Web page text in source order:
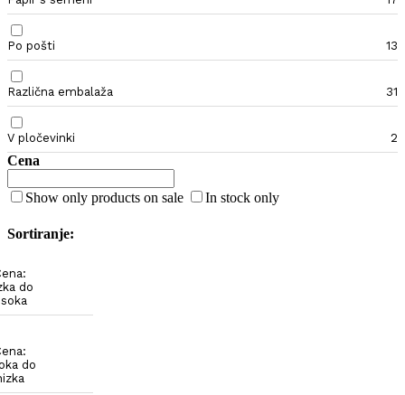
Po pošti 13
Različna embalaža 31
V pločevinki 2
Cena
Show only products on sale In stock only
Sortiranje:
do
do